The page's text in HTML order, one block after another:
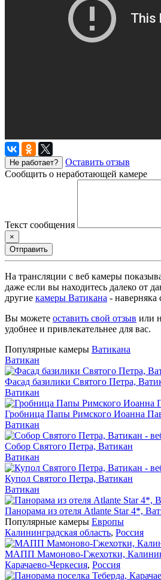
Не работает?
Оставить отзыв
Сообщить о неработающей камере
Текст сообщения
×
Отправить
На трансляции с веб камеры
даже если вы находитесь далеко от
другие камеры Ватикана - наверняка
Вы можете оставить свой отзыв или
удобнее и привлекательнее для вас.
Популярные камеры Ватикана
Ватикан
Фасад базилики Святого Петра,
Ватикан
Гробница Папы Римского Иоанна
Ватикан
Собор Святого Петра, Ватикан
Ватикан
Купол Святого Петра, Ватикан
Ватикан
Панорама из отеля Atlante Star 4*,
Популярные камеры Европы
Калининградская область, Россия
МАПП Мамоново-Гжехотки,
Карачаево-Черкесия, Россия